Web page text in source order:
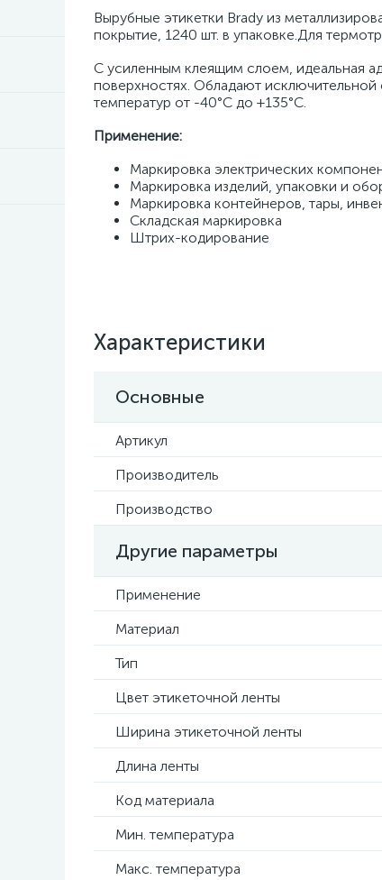
Вырубные этикетки Brady из
покрытие, 1240 шт. в упаковке.Для
С усиленным клеящим слоем, идеальная
поверхностях. Обладают
температур от -40°C до +135°C.
Применение:
Маркировка электрических
Маркировка изделий, упаковки и
Маркировка контейнеров, тары,
Складская маркировка
Штрих-кодирование
Характеристики
Основные
Артикул
Производитель
Производство
Другие параметры
Применение
Материал
Тип
Цвет этикеточной ленты
Ширина этикеточной ленты
Длина ленты
Код материала
Мин. температура
Макс. температура